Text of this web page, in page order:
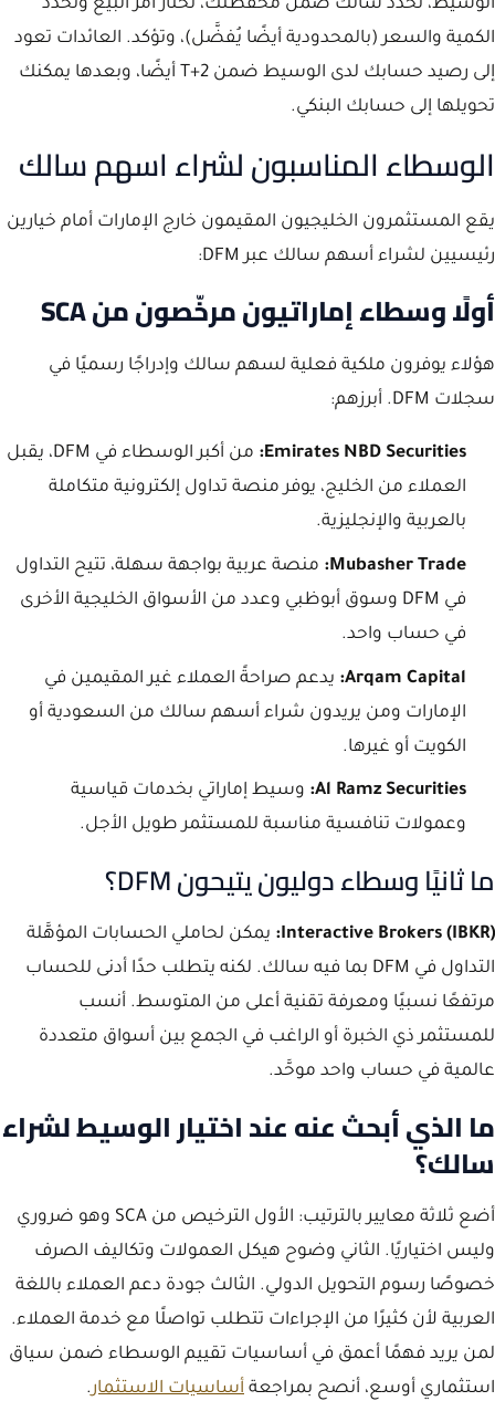
الوسيط، تحدد سالك ضمن محفظتك، تختار أمر البيع وتحدد
الكمية والسعر (بالمحدودية أيضًا يُفضَّل)، وتؤكد. العائدات تعود
إلى رصيد حسابك لدى الوسيط ضمن T+2 أيضًا، وبعدها يمكنك
تحويلها إلى حسابك البنكي.
الوسطاء المناسبون لشراء اسهم سالك
يقع المستثمرون الخليجيون المقيمون خارج الإمارات أمام خيارين
رئيسيين لشراء أسهم سالك عبر DFM:
أولًا وسطاء إماراتيون مرخّصون من SCA
هؤلاء يوفرون ملكية فعلية لسهم سالك وإدراجًا رسميًا في
سجلات DFM. أبرزهم:
Emirates NBD Securities:
من أكبر الوسطاء في DFM، يقبل
العملاء من الخليج، يوفر منصة تداول إلكترونية متكاملة
بالعربية والإنجليزية.
Mubasher Trade: منصة عربية بواجهة سهلة، تتيح التداول
في DFM وسوق أبوظبي وعدد من الأسواق الخليجية الأخرى
في حساب واحد.
Arqam Capital: يدعم صراحةً العملاء غير المقيمين في
الإمارات ومن يريدون شراء أسهم سالك من السعودية أو
الكويت أو غيرها.
Al Ramz Securities: وسيط إماراتي بخدمات قياسية
وعمولات تنافسية مناسبة للمستثمر طويل الأجل.
ما ثانيًا وسطاء دوليون يتيحون DFM؟
Interactive Brokers (IBKR):
يمكن لحاملي الحسابات المؤهَّلة
التداول في DFM بما فيه سالك. لكنه يتطلب حدًا أدنى للحساب
مرتفعًا نسبيًا ومعرفة تقنية أعلى من المتوسط. أنسب
للمستثمر ذي الخبرة أو الراغب في الجمع بين أسواق متعددة
عالمية في حساب واحد موحَّد.
ما الذي أبحث عنه عند اختيار الوسيط لشراء
سالك؟
أضع ثلاثة معايير بالترتيب: الأول الترخيص من SCA وهو ضروري
وليس اختياريًا. الثاني وضوح هيكل العمولات وتكاليف الصرف
خصوصًا رسوم التحويل الدولي. الثالث جودة دعم العملاء باللغة
العربية لأن كثيرًا من الإجراءات تتطلب تواصلًا مع خدمة العملاء.
لمن يريد فهمًا أعمق في أساسيات تقييم الوسطاء ضمن سياق
استثماري أوسع، أنصح بمراجعة أساسيات الاستثمار.